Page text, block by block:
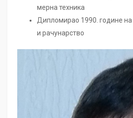
мерна техника
Дипломирао 1990. године на
и рачунарство